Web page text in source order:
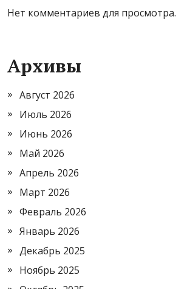
Нет комментариев для просмотра.
Архивы
Август 2026
Июль 2026
Июнь 2026
Май 2026
Апрель 2026
Март 2026
Февраль 2026
Январь 2026
Декабрь 2025
Ноябрь 2025